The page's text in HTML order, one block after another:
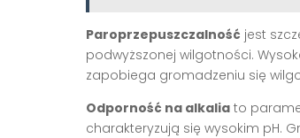
Paroprzepuszczalność jest
podwyższonej wilgotności.
zapobiega gromadzeniu się
Odporność na alkalia to
charakteryzują się wysokim pH.